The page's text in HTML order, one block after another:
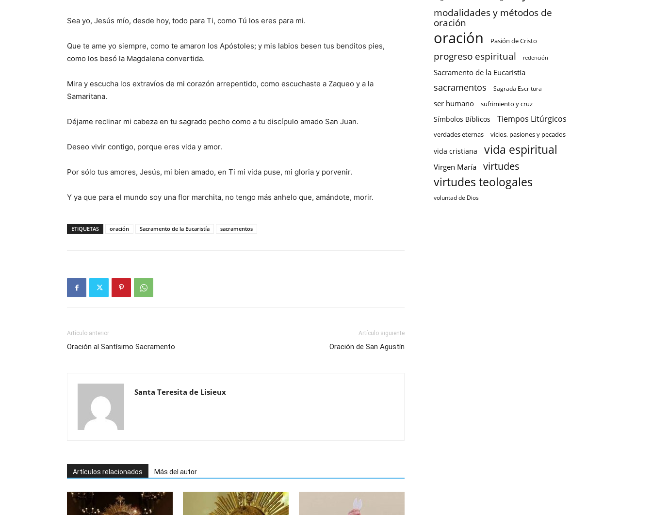
Sea yo, Jesús mío, desde hoy, todo para Ti, como Tú los eres para mi.
Que te ame yo siempre, como te amaron los Apóstoles; y mis labios besen tus benditos pies,
como los besó la Magdalena convertida.
Mira y escucha los extravíos de mi corazón arrepentido, como escuchaste a Zaqueo y a la
Samaritana.
Déjame reclinar mi cabeza en tu sagrado pecho como a tu discípulo amado San Juan.
Deseo vivir contigo, porque eres vida y amor.
Por sólo tus amores, Jesús, mi bien amado, en Ti mi vida puse, mi gloria y porvenir.
Y ya que para el mundo soy una flor marchita, no tengo más anhelo que, amándote, morir.
ETIQUETAS oración Sacramento de la Eucaristía sacramentos
Artículo anterior
Oración al Santísimo Sacramento
Artículo siguiente
Oración de San Agustín
Santa Teresita de Lisieux
Artículos relacionados Más del autor
modalidades y métodos de
oración
oración Pasión de Cristo
progreso espiritual redención
Sacramento de la Eucaristía
sacramentos Sagrada Escritura
ser humano sufrimiento y cruz
Símbolos Bíblicos Tiempos Litúrgicos
verdades eternas vicios, pasiones y pecados
vida cristiana vida espiritual
Virgen María virtudes
virtudes teologales
voluntad de Dios